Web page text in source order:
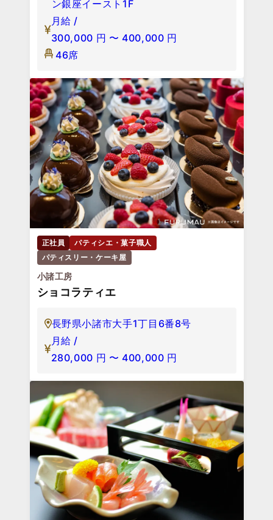
ン銀座イースト1F
月給 /
300,000 円 〜 400,000 円
46席
正社員
パティシエ・菓子職人
パティスリー・ケーキ屋
小諸工房
ショコラティエ
長野県小諸市大手1丁目6番8号
月給 /
280,000 円 〜 400,000 円